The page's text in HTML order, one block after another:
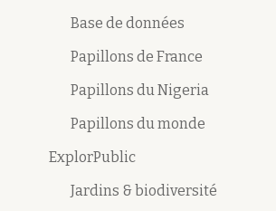
Base de données
Papillons de France
Papillons du Nigeria
Papillons du monde
ExplorPublic
Jardins & biodiversité